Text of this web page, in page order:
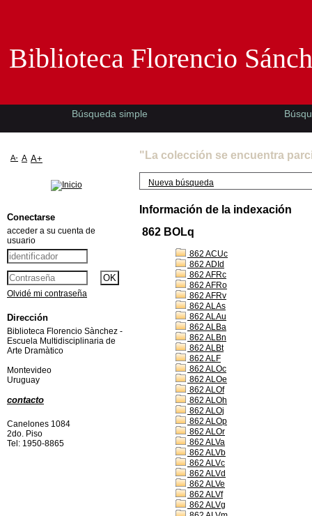
"La colección se encuentra
Nueva búsqueda
Información de la indexación
862 BOLq
862 ACUc
862 ADId
862 AFRc
862 AFRo
862 AFRv
862 ALAs
862 ALAu
862 ALBa
862 ALBn
862 ALBt
862 ALF
862 ALOc
862 ALOe
862 ALOf
862 ALOh
862 ALOj
862 ALOp
862 ALOr
862 ALVa
862 ALVb
862 ALVc
862 ALVd
862 ALVe
862 ALVf
862 ALVg
Biblioteca Florencio
Búsqueda simple
A- A A+
Conectarse
acceder a su cuenta de
usuario
Olvidé mi contraseña
Dirección
Biblioteca Florencio Sànchez -
Escuela Multidisciplinaria de
Arte Dramàtico
Montevideo
Uruguay
contacto
Canelones 1084
2do. Piso
Tel: 1950-8865